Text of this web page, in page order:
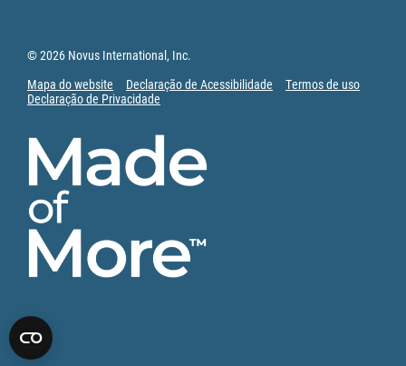
© 2026 Novus International, Inc.
Mapa do website
Declaração de Acessibilidade
Termos de uso
Declaração de Privacidade